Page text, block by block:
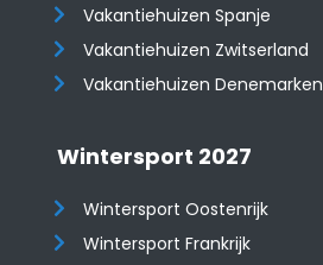
Vakantiehuizen Spanje
​​​​​​​Vakantiehuizen Zwitserland
Vakantiehuizen Denemarken
Wintersport 2027
Wintersport Oostenrijk
Wintersport Frankrijk